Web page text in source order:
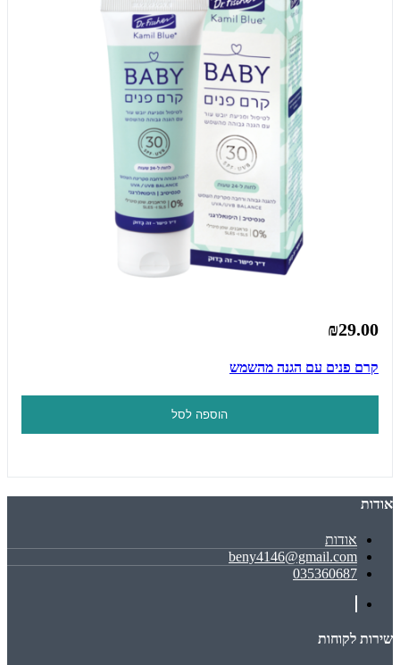
₪29.00
קרם פנים עם הגנה מהשמש
הוספה לסל
אודות
אודות
beny4146@gmail.com
035360687
שירות לקוחות